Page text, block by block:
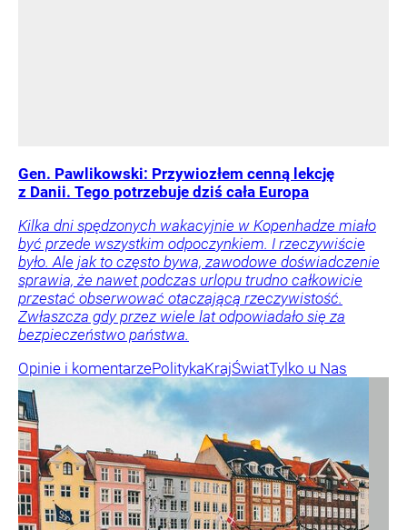
Gen. Pawlikowski: Przywiozłem cenną lekcję
z Danii. Tego potrzebuje dziś cała Europa
Kilka dni spędzonych wakacyjnie w Kopenhadze miało
być przede wszystkim odpoczynkiem. I rzeczywiście
było. Ale jak to często bywa, zawodowe doświadczenie
sprawia, że nawet podczas urlopu trudno całkowicie
przestać obserwować otaczającą rzeczywistość.
Zwłaszcza gdy przez wiele lat odpowiadało się za
bezpieczeństwo państwa.
Opinie i komentarzePolitykaKrajŚwiatTylko u Nas